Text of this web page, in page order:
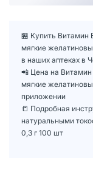
🏪 Купить Витамин
мягкие
в наших аптеках в
📲 Цена на
мягкие
приложении
📒 Подробная
натуральными
0,3 г 100 шт